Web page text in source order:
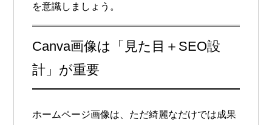
を意識しましょう。
Canva画像は「見た目＋SEO設
計」が重要
ホームページ画像は、ただ綺麗なだけでは成果